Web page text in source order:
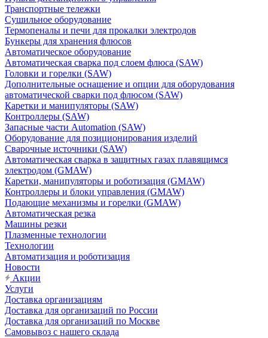
Транспортные тележки
Сушильное оборудование
Термопеналы и печи для прокалки электродов
Бункеры для хранения флюсов
Автоматическое оборудование
Автоматическая сварка под слоем флюса (SAW)
Головки и горелки (SAW)
Дополнительные оснащение и опции для оборудования
автоматической сварки под флюсом (SAW)
Каретки и манипуляторы (SAW)
Контроллеры (SAW)
Запасные части Automation (SAW)
Оборудование для позиционирования изделий
Сварочные источники (SAW)
Автоматическая сварка в защитных газах плавящимся
электродом (GMAW)
Каретки, манипуляторы и роботизация (GMAW)
Контроллеры и блоки управления (GMAW)
Подающие механизмы и горелки (GMAW)
Автоматическая резка
Машины резки
Плазменные технологии
Технологии
Автоматизация и роботизация
Новости
Акции
Услуги
Доставка организациям
Доставка для организаций по России
Доставка для организаций по Москве
Самовывоз с нашего склада